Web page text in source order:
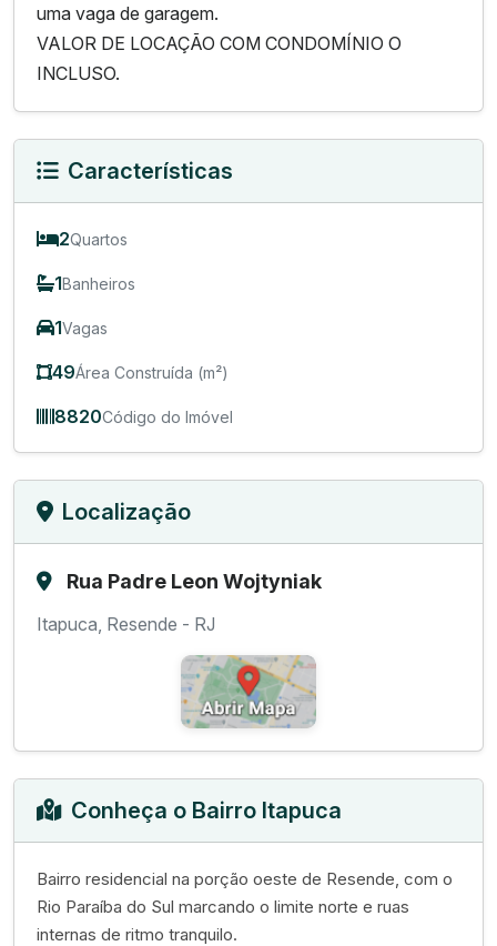
uma vaga de garagem.
VALOR DE LOCAÇÃO COM CONDOMÍNIO O
INCLUSO.
Características
2Quartos
1Banheiros
1Vagas
49Área Construída (m²)
8820Código do Imóvel
Localização
Rua Padre Leon Wojtyniak
Itapuca, Resende - RJ
Conheça o Bairro Itapuca
Bairro residencial na porção oeste de Resende, com o
Rio Paraíba do Sul marcando o limite norte e ruas
internas de ritmo tranquilo.